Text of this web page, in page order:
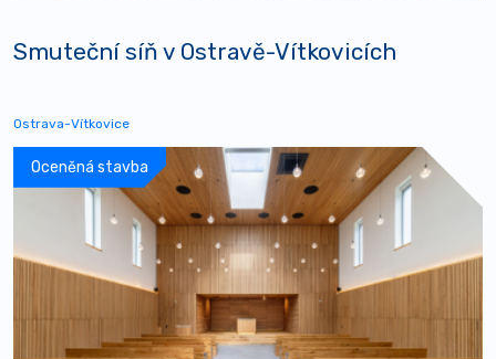
Smuteční síň v Ostravě-Vítkovicích
Ostrava-Vítkovice
Oceněná stavba